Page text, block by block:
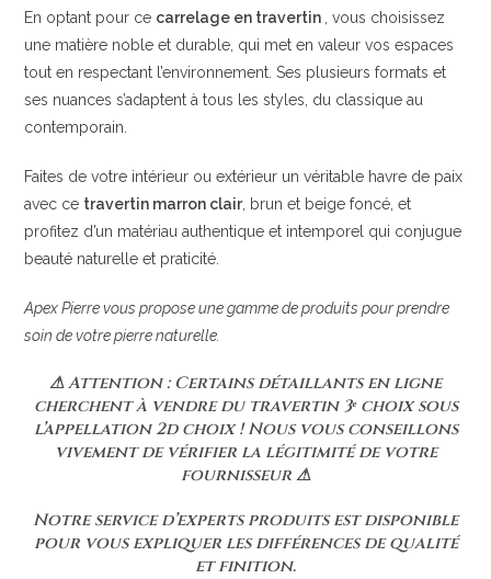
En optant pour ce carrelage en travertin
, vous choisissez
une matière noble et durable, qui met en valeur vos espaces
tout en respectant l’environnement. Ses plusieurs formats et
ses nuances s’adaptent à tous les styles, du classique au
contemporain.
Faites de votre intérieur ou extérieur un véritable havre de paix
avec ce travertin marron clair, brun et beige foncé, et
profitez d’un matériau authentique et intemporel qui conjugue
beauté naturelle et praticité.
Apex Pierre vous propose une gamme de produits pour prendre
soin de votre pierre naturelle.
⚠ Attention : Certains détaillants en ligne
cherchent à vendre du travertin 3ᵉ choix sous
l’appellation 2d choix ! Nous vous conseillons
vivement de vérifier la légitimité de votre
fournisseur ⚠
Notre service d’experts produits est disponible
pour vous expliquer les différences de qualité
et finition.